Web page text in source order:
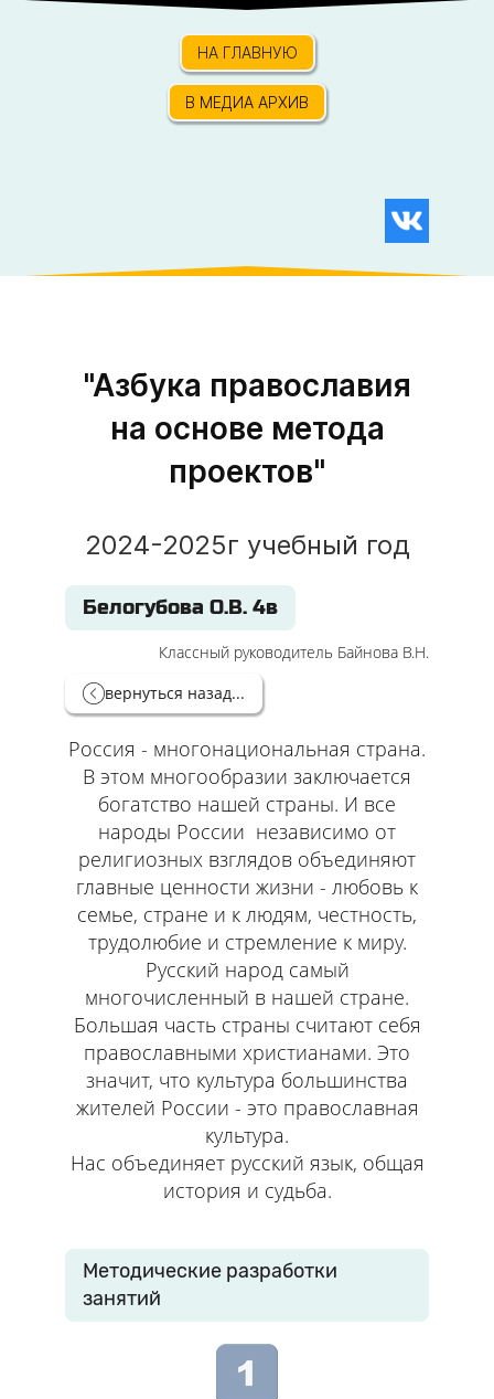
НА ГЛАВНУЮ
В МЕДИА АРХИВ
"Азбука православия
на основе метода
проектов"
2024-2025г учебный год
Белогубова О.В. 4в
Классный руководитель Байнова В.Н.
вернуться назад...
Россия - многонациональная страна.
В этом многообразии заключается
богатство нашей страны. И все
народы России независимо от
религиозных взглядов объединяют
главные ценности жизни - любовь к
семье, стране и к людям, честность,
трудолюбие и стремление к миру.
Русский народ самый
многочисленный в нашей стране.
Большая часть страны считают себя
православными христианами. Это
значит, что культура большинства
жителей России - это православная
культура.
Нас объединяет русский язык, общая
история и судьба.
Методические разработки
занятий